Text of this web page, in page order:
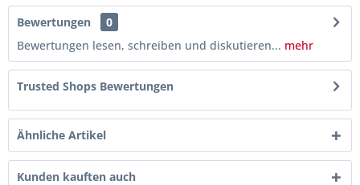
Bewertungen
0
Bewertungen lesen, schreiben und diskutieren... mehr
Trusted Shops Bewertungen
Ähnliche Artikel
Kunden kauften auch